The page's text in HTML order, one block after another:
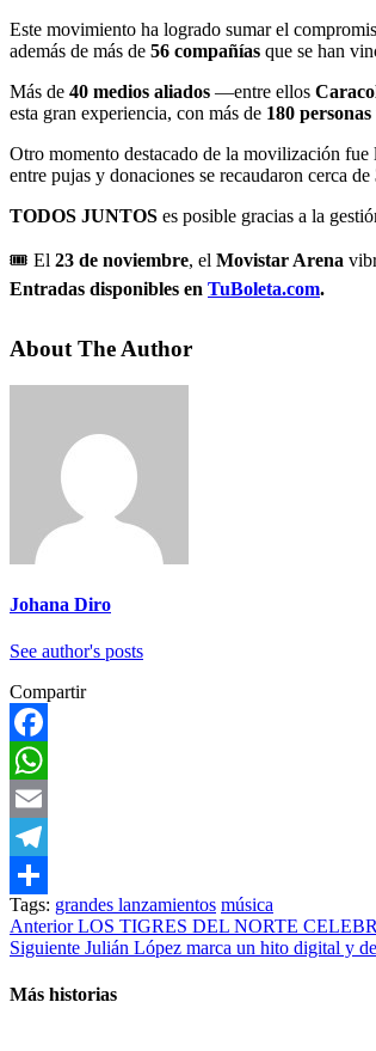
Este movimiento ha logrado sumar el
además de más de 56 compañías que se han
Más de 40 medios aliados —entre ellos
esta gran experiencia, con más de 180 personas
Otro momento destacado de la movilización fue
entre pujas y donaciones se recaudaron cerca de
TODOS JUNTOS es posible gracias a la
🎟️ El 23 de noviembre, el Movistar Arena
Entradas disponibles en TuBoleta.com.
About The Author
Johana Diro
See author's posts
Compartir
Facebook
WhatsApp
Email
Telegram
Compartir
Tags: grandes lanzamientos música
Post
navigation
AnteriorLOS TIGRES DEL NORTE
Siguiente Julián López marca un hito digital y
Más historias